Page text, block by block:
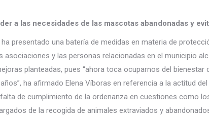
a las necesidades de las mascotas abandonadas y
presentado una batería de medidas en materia de
y las personas relacionadas en el municipio
planteadas, pues “ahora toca ocuparnos del
ha afirmado Elena Víboras en referencia a la actitud
de cumplimiento de la ordenanza en cuestiones como
de la recogida de animales extraviados y